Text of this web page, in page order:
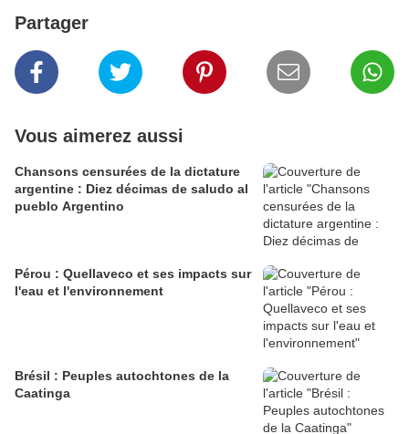
Partager
Vous aimerez aussi
Chansons censurées de la dictature
argentine : Diez décimas de saludo al
pueblo Argentino
Pérou : Quellaveco et ses impacts sur
l'eau et l'environnement
Brésil : Peuples autochtones de la
Caatinga